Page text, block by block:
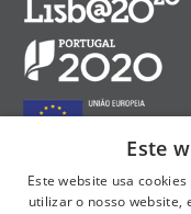
Este
Este website usa
utilizar o nosso website,